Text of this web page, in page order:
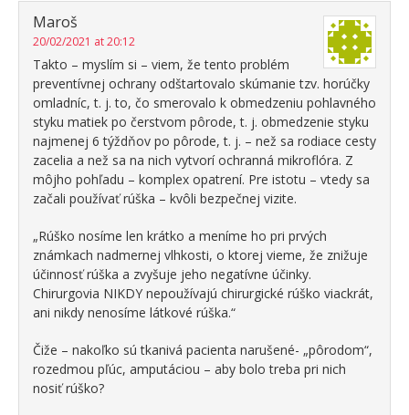
Maroš
20/02/2021 at 20:12
Takto – myslím si – viem, že tento problém
preventívnej ochrany odštartovalo skúmanie tzv. horúčky
omladníc, t. j. to, čo smerovalo k obmedzeniu pohlavného
styku matiek po čerstvom pôrode, t. j. obmedzenie styku
najmenej 6 týždňov po pôrode, t. j. – než sa rodiace cesty
zacelia a než sa na nich vytvorí ochranná mikroflóra. Z
môjho pohľadu – komplex opatrení. Pre istotu – vtedy sa
začali používať rúška – kvôli bezpečnej vizite.
„Rúško nosíme len krátko a meníme ho pri prvých
známkach nadmernej vlhkosti, o ktorej vieme, že znižuje
účinnosť rúška a zvyšuje jeho negatívne účinky.
Chirurgovia NIKDY nepoužívajú chirurgické rúško viackrát,
ani nikdy nenosíme látkové rúška.“
Čiže – nakoľko sú tkanivá pacienta narušené- „pôrodom“,
rozedmou pľúc, amputáciou – aby bolo treba pri nich
nosiť rúško?